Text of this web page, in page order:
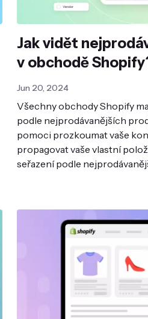
Jak vidět
v obchodě
Jun 20, 2024
Všechny obchody Shopify
podle nejprodávanějších
pomoci prozkoumat vaše
propagovat vaše vlastní
seřazení podle